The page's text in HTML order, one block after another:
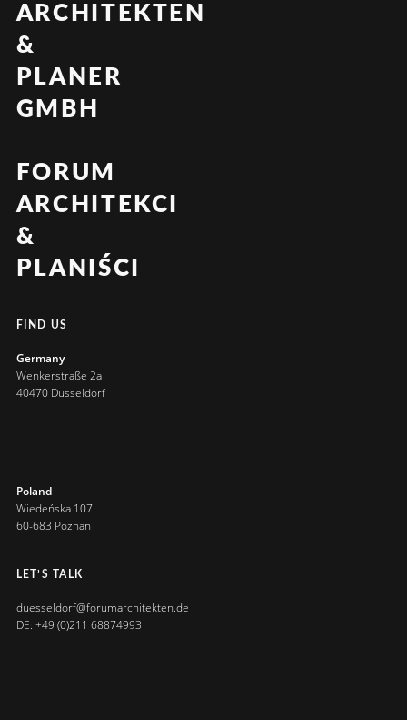
ARCHITEKTEN
&
PLANER
GMBH
FORUM
ARCHITEKCI
&
PLANIŚCI
FIND US
Germany
Wenkerstraße 2a
40470 Düsseldorf
Poland
Wiedeńska 107
60-683 Poznan
LET’S TALK
duesseldorf@forumarchitekten.de
DE: +49 (0)211 68874993